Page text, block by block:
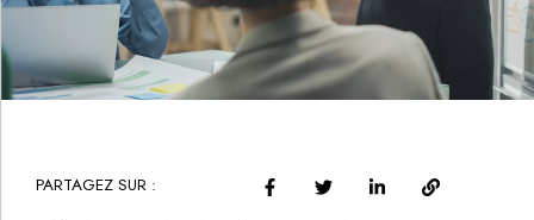
PARTAGEZ SUR :